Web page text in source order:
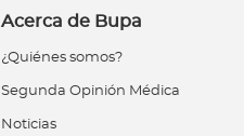
Acerca de Bupa
¿Quiénes somos?
Segunda Opinión Médica
Noticias